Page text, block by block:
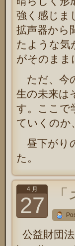
強く感じま
拡声器から
たような気
がそのまま
ただ、今
生の未来は
す。ここで
ていくのか
昼下がり
た。
4 月
27
公益財団